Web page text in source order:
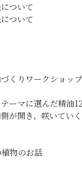
ついて
ついて
くりワークショッ
テーマに選んだ精油
が開き、咲いてい
物のお話